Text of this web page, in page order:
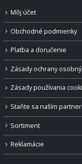
Môj účet
Obchodné podmienky
Platba a doručenie
Zásady ochrany
Zásady používania
Staňte sa naším
Sortiment
Reklamácie